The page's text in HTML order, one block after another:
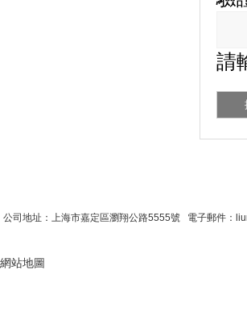
請
公司地址：上海市嘉定區瀏翔公路5555號 電子郵件
網站地圖